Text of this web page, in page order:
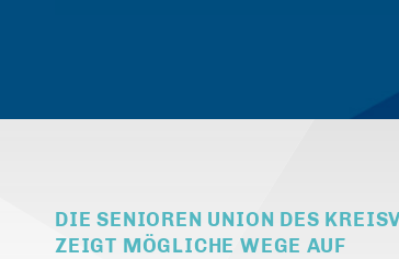
DIE SENIOREN UNION DES
ZEIGT MÖGLICHE WEGE AUF